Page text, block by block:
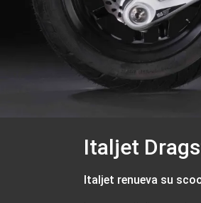
Italjet
Italjet renueva su